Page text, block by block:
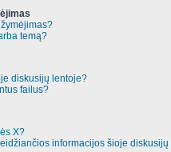
temą?
diskusijų lentoje?
failus?
X?
informacijos šioje